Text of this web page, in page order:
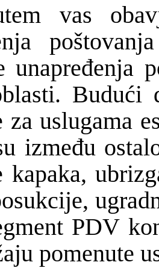
vas
unapređenja
za uslugama
između
kapaka,
PDV
pomenute